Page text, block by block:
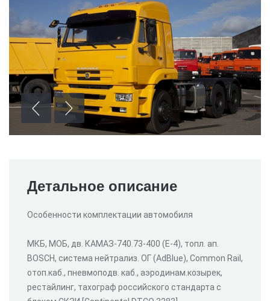
Детальное описание
Особенности комплектации автомобиля
МКБ, МОБ, дв. КАМАЗ-740.73-400 (E-4), топл. ап.
BOSCH, система нейтрализ. ОГ (AdBlue), Common Rail,
отоп.каб., пневмоподв. каб., аэродинам.козырек,
рестайлинг, тахограф российского стандарта с